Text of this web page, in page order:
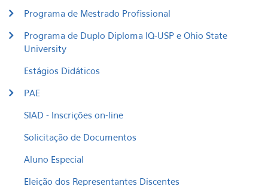
Programa de Mestrado Profissional
Programa de Duplo Diploma IQ-USP e Ohio State
University
Estágios Didáticos
PAE
SIAD - Inscrições on-line
Solicitação de Documentos
Aluno Especial
Eleição dos Representantes Discentes